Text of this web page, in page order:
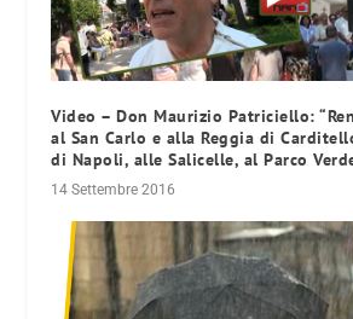
Video – Don Maurizio Patriciello:
al San Carlo e alla Reggia di
di Napoli, alle Salicelle, al Parco
14 Settembre 2016